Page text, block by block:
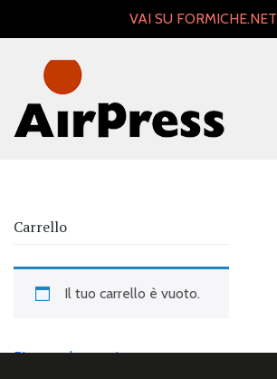
VAI SU FORMICHE.NET
Carrello
Il tuo carrello è vuoto.
Ritorna al negozio